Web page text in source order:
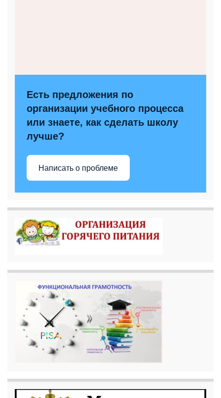
Есть предложения по
организации учебного процесса
или знаете, как сделать школу
лучше?
Написать о проблеме